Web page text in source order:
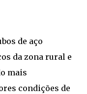
de aço
da zona rural e
mais
condições de